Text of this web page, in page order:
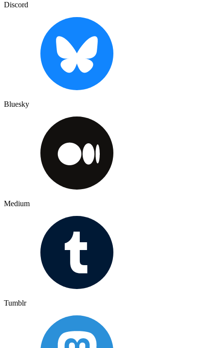
Discord
Bluesky
Medium
Tumblr